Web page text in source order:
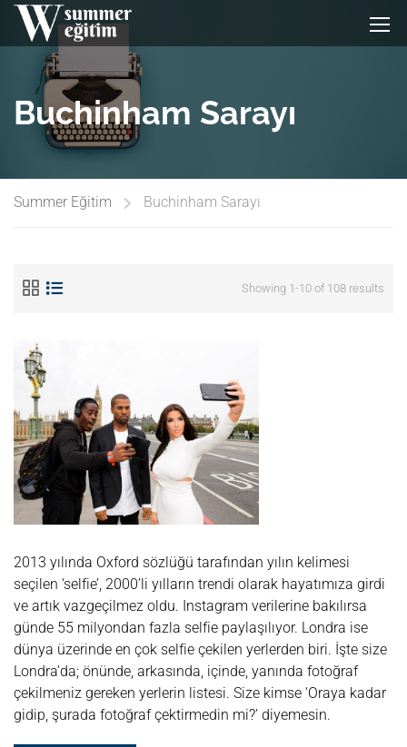
Buchinham Sarayı
Summer Eğitim Buchinham Sarayı
Showing 1-10 of 108 results
2013 yılında Oxford sözlüğü tarafından yılın kelimesi
seçilen ‘selfie’, 2000’li yılların trendi olarak hayatımıza girdi
ve artık vazgeçilmez oldu. Instagram verilerine bakılırsa
günde 55 milyondan fazla selfie paylaşılıyor. Londra ise
dünya üzerinde en çok selfie çekilen yerlerden biri. İşte size
Londra’da; önünde, arkasında, içinde, yanında fotoğraf
çekilmeniz gereken yerlerin listesi. Size kimse ‘Oraya kadar
gidip, şurada fotoğraf çektirmedin mi?’ diyemesin.